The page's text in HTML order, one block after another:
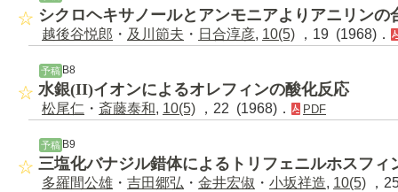
シクロヘキサノールとアンモニアよりアニリンの
越後谷悦郎 ・ 及川節夫 ・ 日合淳彦, 10(5) ，19 (1968)．
予稿B8
水銀(II)イオンによるオレフィンの酸化反応
松尾仁 ・ 斎藤泰和, 10(5) ，22 (1968)． PDF
予稿 B9
三塩化バナジル錯体によるトリフェニルホスフィ
多羅間公雄 ・ 吉田郷弘 ・ 金井宏俶 ・ 小坂祥造, 10(5) ，